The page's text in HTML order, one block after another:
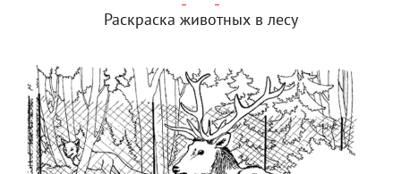
Раскраска животных в лесу